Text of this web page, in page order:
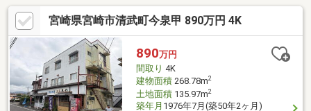
宮崎県宮崎市清武町今泉甲 890万円 4K
890万円
間取り 4K
建物面積268.78m2
土地面積135.97m2
築年月 1976年7月(築50年2ヶ月)